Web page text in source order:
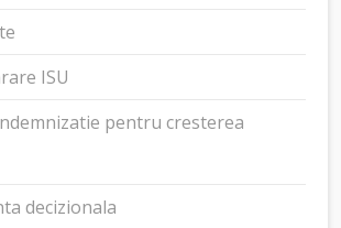
ISU
pentru cresterea
decizionala